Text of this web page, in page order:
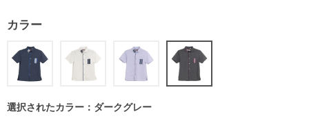
カラー
選択されたカラー：ダークグレー